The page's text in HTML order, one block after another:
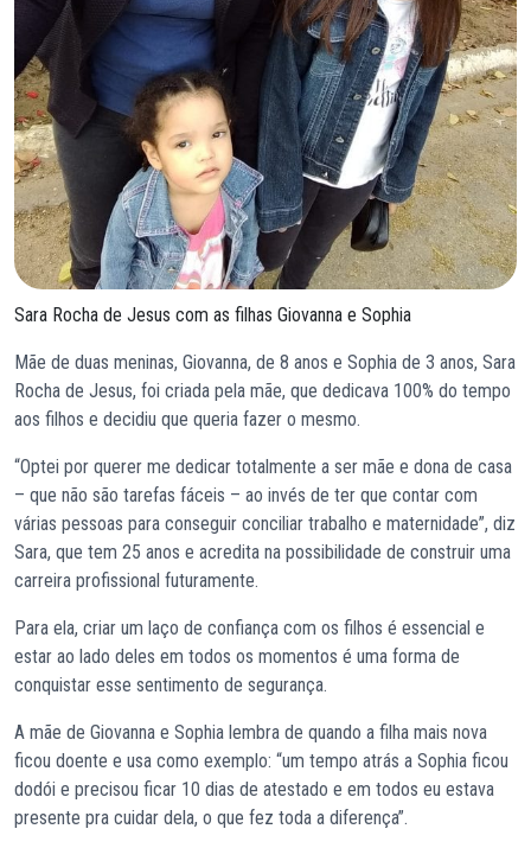
Sara Rocha de Jesus com as filhas Giovanna e Sophia
Mãe de duas meninas, Giovanna, de 8 anos e Sophia de 3 anos, Sara
Rocha de Jesus, foi criada pela mãe, que dedicava 100% do tempo
aos filhos e decidiu que queria fazer o mesmo.
“Optei por querer me dedicar totalmente a ser mãe e dona de casa
– que não são tarefas fáceis – ao invés de ter que contar com
várias pessoas para conseguir conciliar trabalho e maternidade”, diz
Sara, que tem 25 anos e acredita na possibilidade de construir uma
carreira profissional futuramente.
Para ela, criar um laço de confiança com os filhos é essencial e
estar ao lado deles em todos os momentos é uma forma de
conquistar esse sentimento de segurança.
A mãe de Giovanna e Sophia lembra de quando a filha mais nova
ficou doente e usa como exemplo: “um tempo atrás a Sophia ficou
dodói e precisou ficar 10 dias de atestado e em todos eu estava
presente pra cuidar dela, o que fez toda a diferença”.